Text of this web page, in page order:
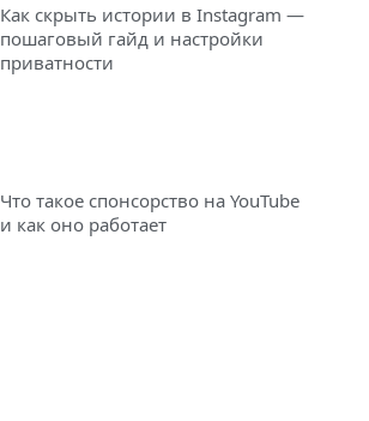
Как скрыть истории в Instagram —
пошаговый гайд и настройки
приватности
Что такое спонсорство на YouTube
и как оно работает